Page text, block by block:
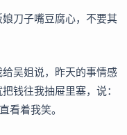
刀子嘴豆腐心，不要其
吴姐说，昨天的事情感
钱往我抽屉里塞，说：
看着我笑。